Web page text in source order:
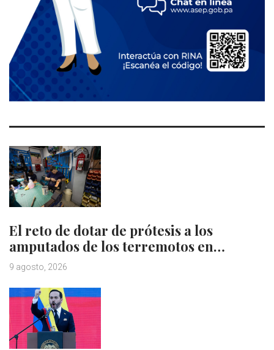
El reto de dotar de prótesis a los
amputados de los terremotos en…
9 agosto, 2026